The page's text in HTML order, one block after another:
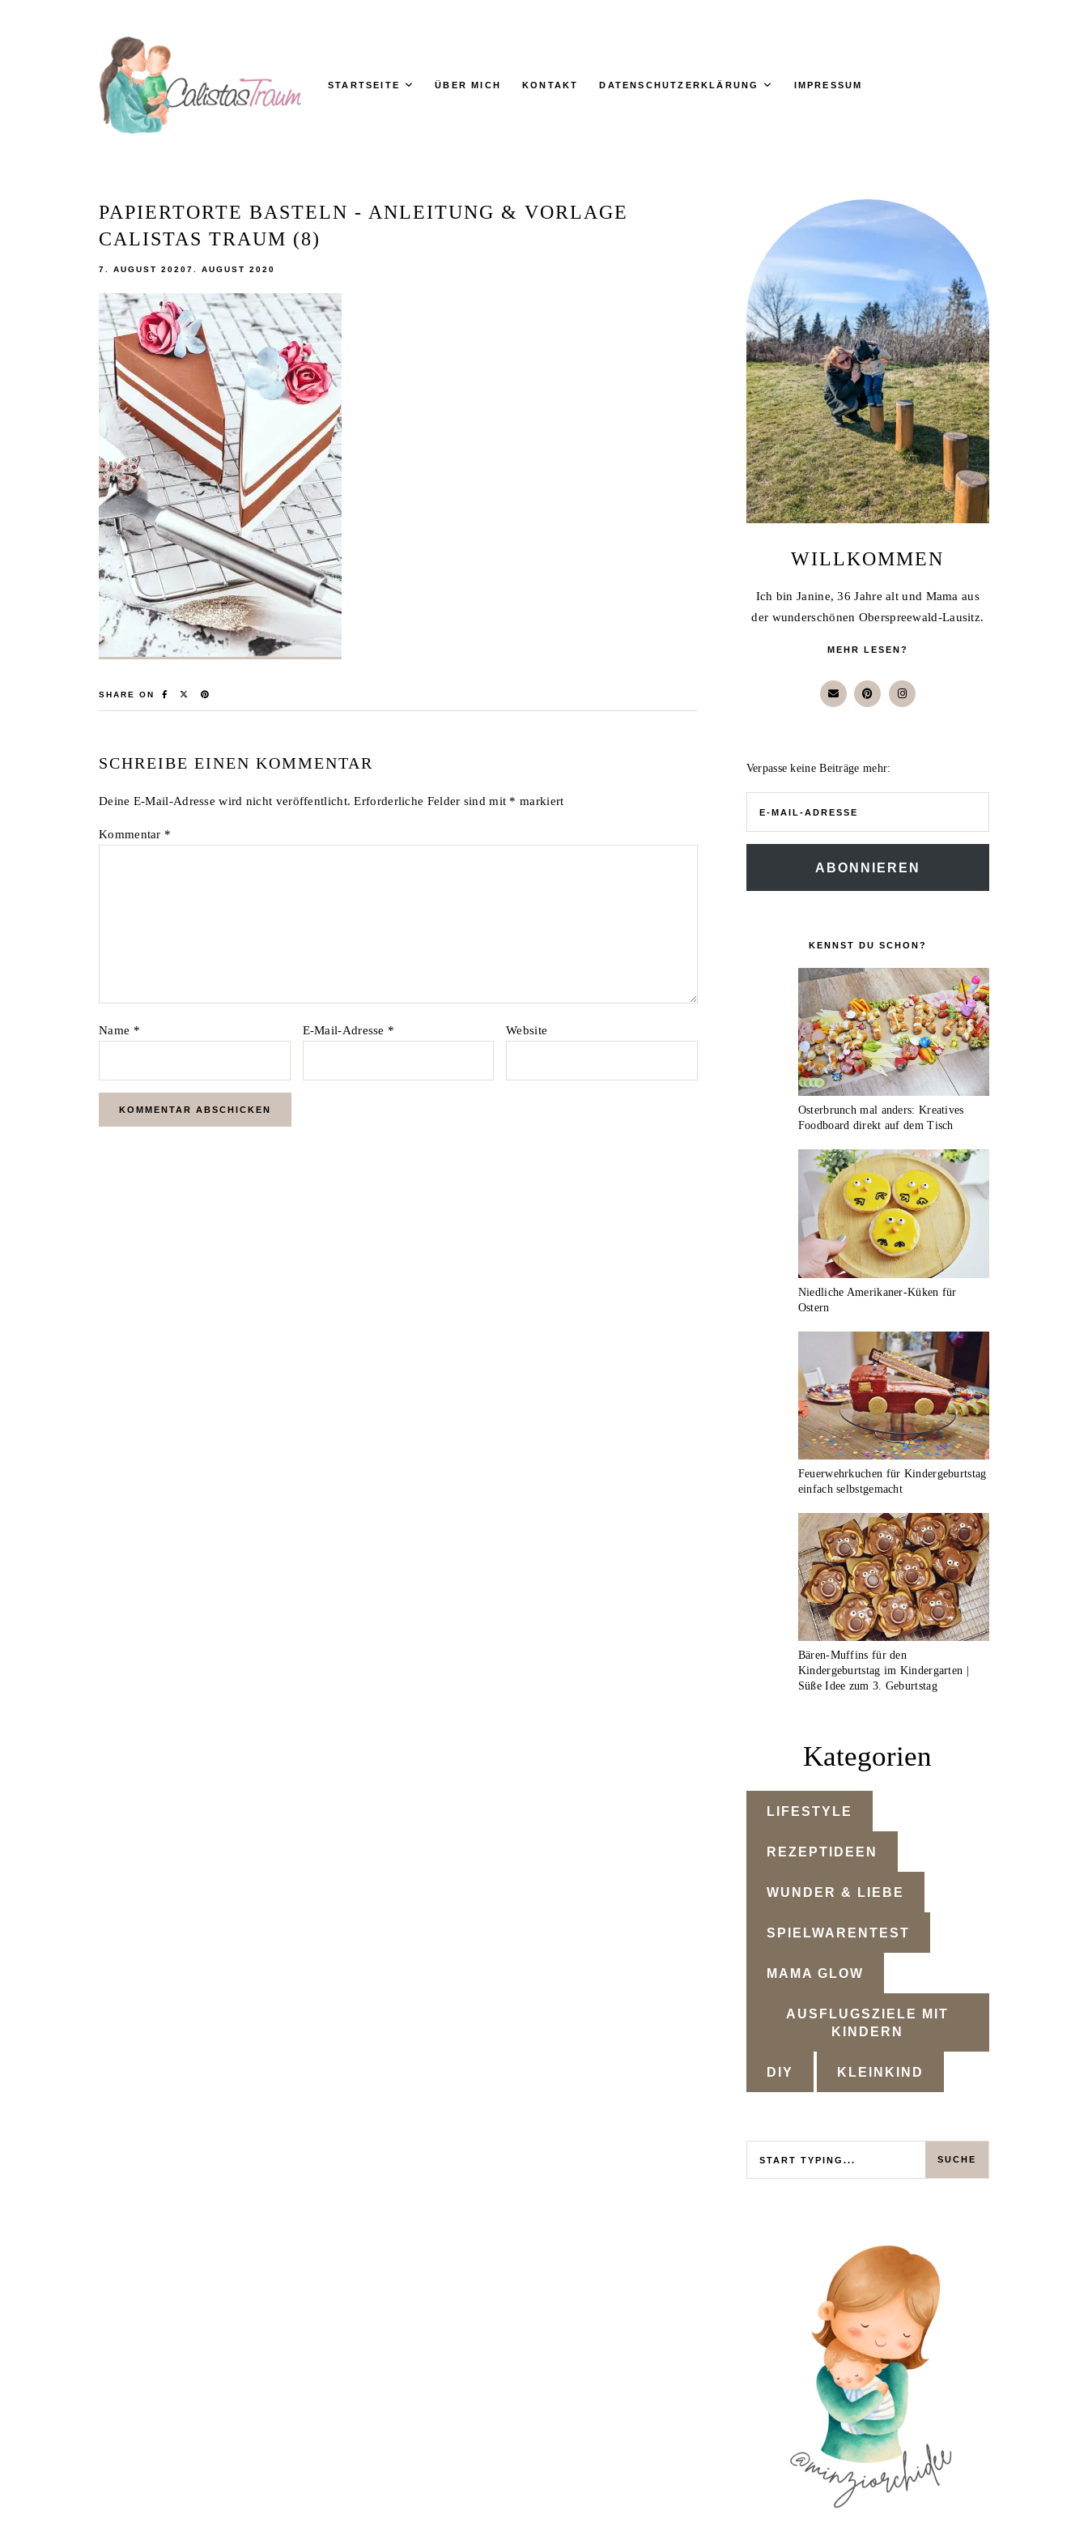
Traum
STARTSEITE ÜBER MICH KONTAKT DATENSCHUTZERKLÄRUNG IMPRESSUM
PAPIERTORTE BASTELN - ANLEITUNG & VORLAGE
CALISTAS TRAUM (8)
7. AUGUST 20207. AUGUST 2020
SHARE ON
SCHREIBE EINEN KOMMENTAR
Deine E-Mail-Adresse wird nicht veröffentlicht. Erforderliche Felder sind mit * markiert
Kommentar *
Name * E-Mail-Adresse * Website
WILLKOMMEN
Ich bin Janine, 36 Jahre alt und Mama aus
der wunderschönen Oberspreewald-Lausitz.
MEHR LESEN?
Verpasse keine Beiträge mehr:
Adresse
ABONNIEREN
KENNST DU SCHON?
Osterbrunch mal anders: Kreatives
Foodboard direkt auf dem Tisch
Niedliche Amerikaner-Küken für
Ostern
Feuerwehrkuchen für Kindergeburtstag
einfach selbstgemacht
Bären-Muffins für den
Kindergeburtstag im Kindergarten |
Süße Idee zum 3. Geburtstag
Kategorien
LIFESTYLE
REZEPTIDEEN
WUNDER & LIEBE
SPIELWARENTEST
MAMA GLOW
AUSFLUGSZIELE MIT
KINDERN
DIY KLEINKIND
SUCHE